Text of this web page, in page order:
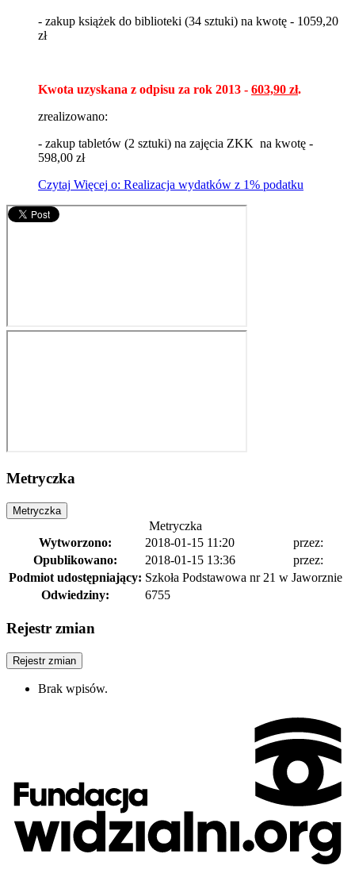
- zakup książek do biblioteki (34 sztuki) na kwotę - 1059,20
zł
Kwota uzyskana z odpisu za rok 2013 - 603,90 zł.
zrealizowano:
- zakup tabletów (2 sztuki) na zajęcia ZKK na kwotę -
598,00 zł
Czytaj Więcej o: Realizacja wydatków z 1% podatku
Metryczka
Metryczka
Metryczka
Wytworzono:
2018-01-15 11:20
przez:
Opublikowano:
2018-01-15 13:36
przez:
Podmiot udostępniający: Szkoła Podstawowa nr 21 w Jaworznie
Odwiedziny:
6755
Rejestr zmian
Rejestr zmian
Brak wpisów.